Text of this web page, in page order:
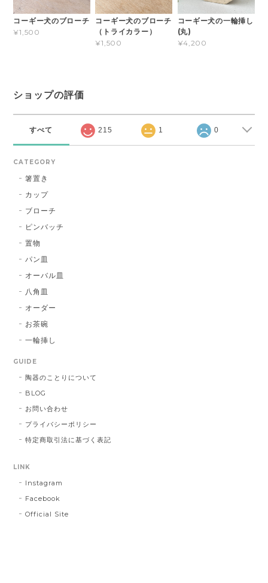
コーギー犬のブローチ
¥1,500
コーギー犬のブローチ
（トライカラー）
¥1,500
コーギー犬の一輪挿し
(丸)
¥4,200
ショップの評価
すべて 215 1 0
CATEGORY
箸置き
カップ
ブローチ
ピンバッチ
置物
パン皿
オーバル皿
八角皿
オーダー
お茶碗
一輪挿し
GUIDE
陶器のことりについて
BLOG
お問い合わせ
プライバシーポリシー
特定商取引法に基づく表記
LINK
Instagram
Facebook
Official Site